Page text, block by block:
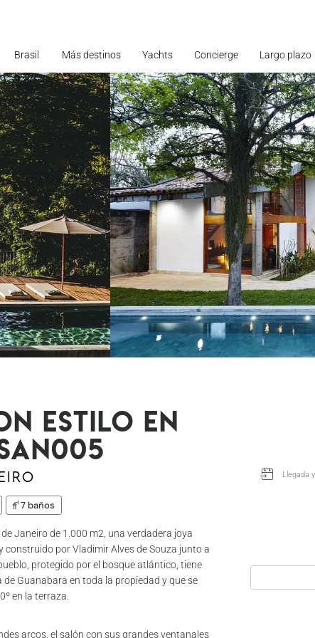
Brasil Más destinos Yachts Concierge Largo plazo
estilo en
7 baños
Janeiro de 1.000 m2, una verdadera joya
construido por Vladimir Alves de Souza junto a
protegido por el bosque atlántico, tiene
Guanabara en toda la propiedad y que se
en la terraza.
arcos, el salón con sus grandes ventanales